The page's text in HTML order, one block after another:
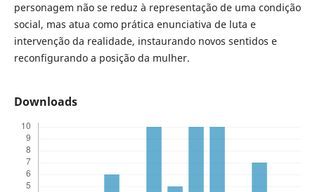
personagem não se reduz à representação de uma condição
social, mas atua como prática enunciativa de luta e
intervenção da realidade, instaurando novos sentidos e
reconfigurando a posição da mulher.
Downloads